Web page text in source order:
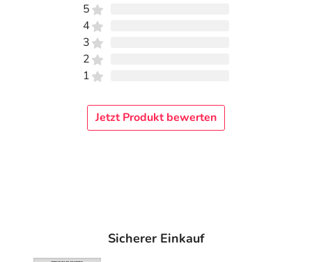
5
4
3
2
1
Jetzt Produkt bewerten
Sicherer Einkauf